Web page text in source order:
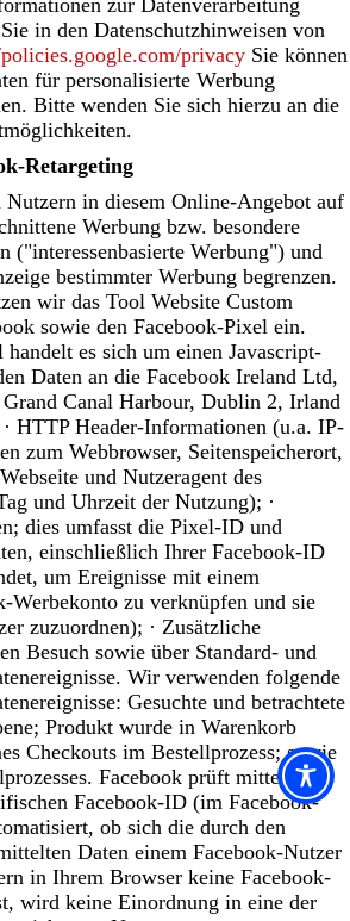
in den Datenschutzhinweisen von
privacy Sie können
für personalisierte Werbung
Bitte wenden Sie sich hierzu an die
Retargeting
Nutzern in diesem Online-Angebot auf
Werbung bzw. besondere
("interessenbasierte Werbung") und
bestimmter Werbung begrenzen.
wir das Tool Website Custom
sowie den Facebook-Pixel ein.
es sich um einen Javascript-
Daten an die Facebook Ireland Ltd,
Canal Harbour, Dublin 2, Irland
HTTP Header-Informationen (u.a. IP-
zum Webbrowser, Seitenspeicherort,
und Nutzeragent des
und Uhrzeit der Nutzung); ·
dies umfasst die Pixel-ID und
einschließlich Ihrer Facebook-ID
um Ereignisse mit einem
Werbekonto zu verknüpfen und sie
zuzuordnen); · Zusätzliche
Besuch sowie über Standard- und
Wir verwenden folgende
Gesuchte und betrachtete
Produkt wurde in Warenkorb
Checkouts im Bestellprozess; sowie
Facebook prüft mittels der
Facebook-ID (im Facebook-
ob sich die durch den
Daten einem Facebook-Nutzer
in Ihrem Browser keine Facebook-
wird keine Einordnung in eine der